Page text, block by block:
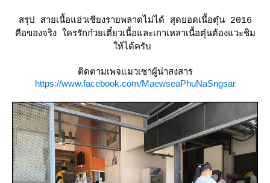
สรุป สายเนื้อแอ่วเชียงรายพลาดไม่ได้ สุดยอดเนื้อตุ๋น 2016
คือของจริง ใครรักก๋วยเตี๋ยวเนื้อและเกาเหลาเนื้อตุ๋นต้องแวะชิม
ห้ได้ครับ
ติดตามเพจแมวเซาผู้น่าสงสาร
https://www.facebook.com/MaewseaPhuNaSngsar